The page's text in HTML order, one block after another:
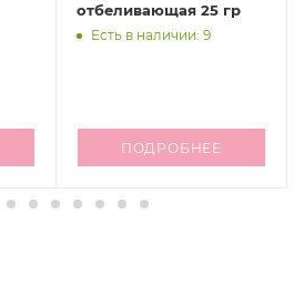
отбеливающая 25 гр
Есть в наличии: 9
ПОДРОБНЕЕ